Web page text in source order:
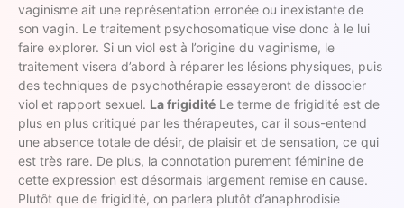
vaginisme ait une représentation erronée ou inexistante de
son vagin. Le traitement psychosomatique vise donc à le lui
faire explorer. Si un viol est à l’origine du vaginisme, le
traitement visera d’abord à réparer les lésions physiques, puis
des techniques de psychothérapie essayeront de dissocier
viol et rapport sexuel. La frigidité Le terme de frigidité est de
plus en plus critiqué par les thérapeutes, car il sous-entend
une absence totale de désir, de plaisir et de sensation, ce qui
est très rare. De plus, la connotation purement féminine de
cette expression est désormais largement remise en cause.
Plutôt que de frigidité, on parlera plutôt d’anaphrodisie